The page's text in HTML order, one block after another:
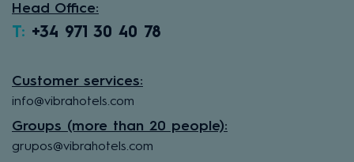
Head Office:
T: +34 971 30 40 78
Customer services:
info@vibrahotels.com
Groups (more than 20 people):
grupos@vibrahotels.com